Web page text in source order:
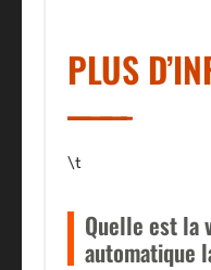
PLUS
\t
Quelle est la
automatique